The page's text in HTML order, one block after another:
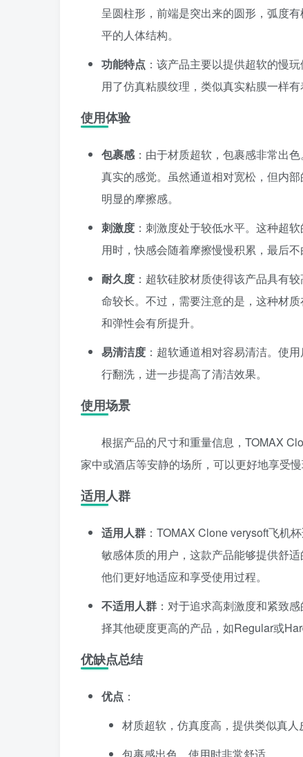
呈圆柱形，前端是突出来的圆形，弧度
平的人体结构。
功能特点 ：该产品主要以提供超软的慢
用了仿真粘膜纹理，类似真实粘膜一样
使用体验
包裹感 ：由于材质超软，包裹感非常出
真实的感觉。虽然通道相对宽松，但内
明显的摩擦感。
刺激度 ：刺激度处于较低水平。这种超
用时，快感会随着摩擦慢慢积累，最后不
耐久度 ：超软硅胶材质使得该产品具有
命较长。不过，需要注意的是，这种材
和弹性会有所提升。
易清洁度 ：超软通道相对容易清洁。使
行翻洗，进一步提高了清洁效果。
使用场景
根据产品的尺寸和重量信息，TOMAX
家中或酒店等安静的场所，可以更好地享受慢
适用人群
适用人群 ：TOMAX Clone verysoft飞机
敏感体质的用户，这款产品能够提供舒
他们更好地适应和享受使用过程。
不适用人群 ：对于追求高刺激度和紧致
择其他硬度更高的产品，如Regular或
优缺点总结
优点 ：
材质超软，仿真度高，提供类似真人